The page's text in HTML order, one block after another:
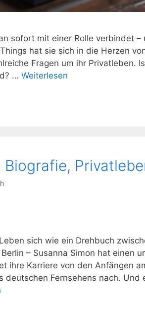
sofort mit einer Rolle verbindet
hat sie sich in die Herzen
Fragen um ihr Privatleben.
… Weiterlesen
Biografie,
sich wie ein Drehbuch
– Susanna Simon hat einen
ihre Karriere von den Anfängen
deutschen Fernsehens nach.